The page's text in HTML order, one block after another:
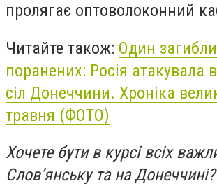
пролягає оптоволоконний
Читайте також: Один
поранених: Росія атакувала
сіл Донеччини. Хроніка
травня (ФОТО)
Хочете бути в курсі всіх
Слов’янську та на Донеччині?